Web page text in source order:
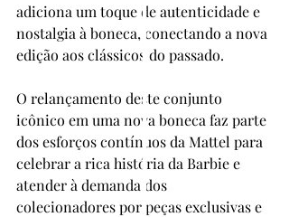
adiciona um toque de autenticidade e
nostalgia à boneca, conectando a nova
edição aos clássicos do passado.
O relançamento deste conjunto
icônico em uma nova boneca faz parte
dos esforços contínuos da Mattel para
celebrar a rica história da Barbie e
atender à demanda dos
colecionadores por peças exclusivas e